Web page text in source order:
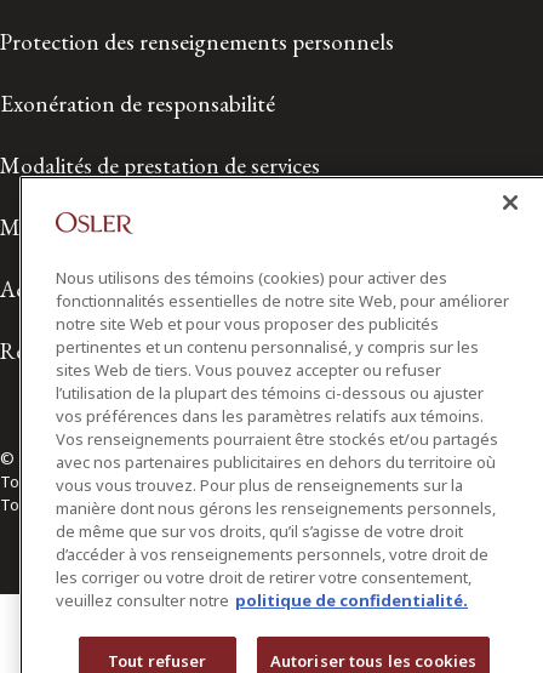
Protection des renseignements personnels
Exonération de responsabilité
Modalités de prestation de services
Modalités d'utilisation
Accessibilité
Relations avec les médias
© 2026 Osler, Hoskin & Harcourt S.E.N.C.R.L./s.r.l.
Tous droits réservés
Toronto | Montréal | Calgary | Vancouver | Ottawa | New York
Nous utilisons des témoins (cookies) pour activer des
fonctionnalités essentielles de notre site Web, pour améliorer
notre site Web et pour vous proposer des publicités
pertinentes et un contenu personnalisé, y compris sur les
sites Web de tiers. Vous pouvez accepter ou refuser
l’utilisation de la plupart des témoins ci-dessous ou ajuster
vos préférences dans les paramètres relatifs aux témoins.
Vos renseignements pourraient être stockés et/ou partagés
avec nos partenaires publicitaires en dehors du territoire où
vous vous trouvez. Pour plus de renseignements sur la
manière dont nous gérons les renseignements personnels,
de même que sur vos droits, qu’il s’agisse de votre droit
d’accéder à vos renseignements personnels, votre droit de
les corriger ou votre droit de retirer votre consentement,
veuillez consulter notre politique de confidentialité.
Tout refuser Autoriser tous les cookies